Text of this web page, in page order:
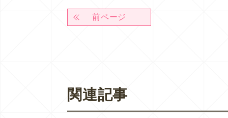
前ページ
関連記事